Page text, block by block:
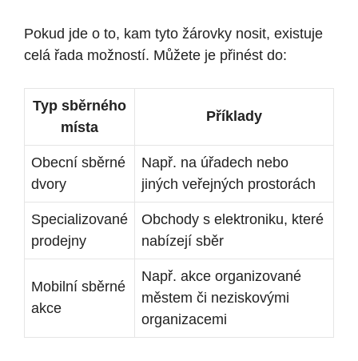
Pokud jde o to, kam tyto žárovky nosit, existuje
celá řada možností. Můžete je přinést do:
Typ sběrného
místa
Příklady
Obecní sběrné
dvory
Např. na úřadech nebo
jiných veřejných prostorách
Specializované
prodejny
Obchody s elektroniku, které
nabízejí sběr
Mobilní sběrné
akce
Např. akce organizované
městem či neziskovými
organizacemi